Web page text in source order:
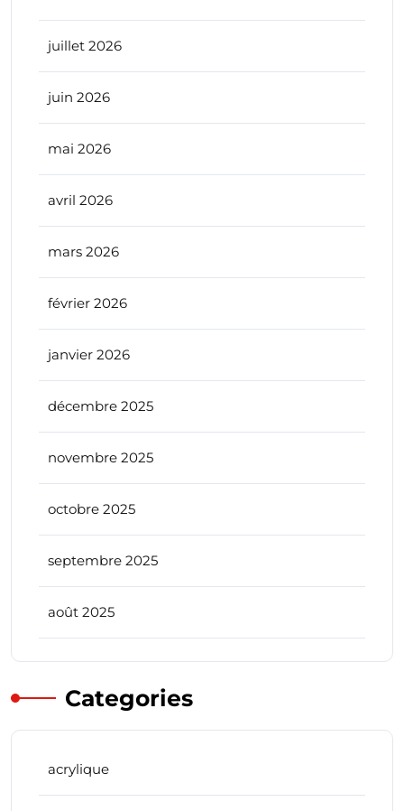
juillet 2026
juin 2026
mai 2026
avril 2026
mars 2026
février 2026
janvier 2026
décembre 2025
novembre 2025
octobre 2025
septembre 2025
août 2025
Categories
acrylique